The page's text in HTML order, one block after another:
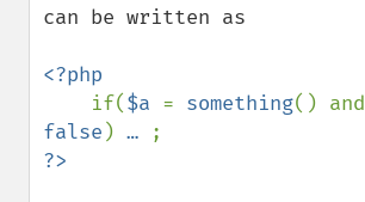
can be written as
<?php
if($a = something() and
false ) …